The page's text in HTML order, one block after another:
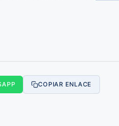
COPIAR ENLACE